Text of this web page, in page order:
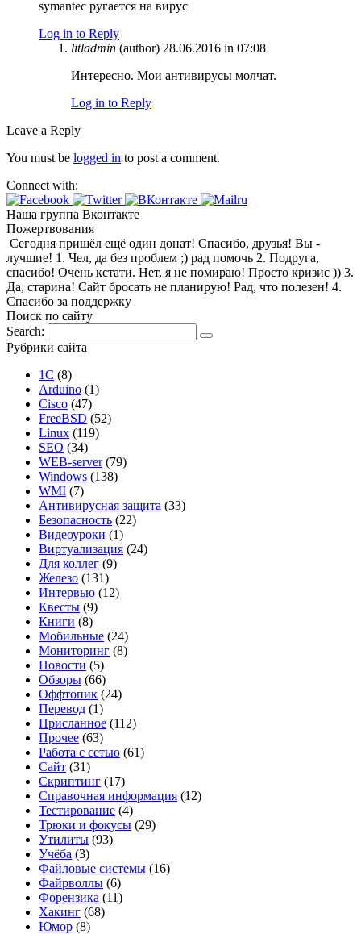
symantec ругается на вирус
Log in to Reply
litladmin (author) 28.06.2016 in 07:08
Интересно. Мои антивирусы молчат.
Log in to Reply
Leave a Reply
You must be logged in to post a comment.
Connect with:
Наша группа Вконтакте
Пожертвования
Сегодня пришёл ещё один донат! Спасибо, друзья! Вы -
лучшие! 1. Чел, да без проблем ;) рад помочь 2. Подруга,
спасибо! Очень кстати. Нет, я не помираю! Просто кризис )) 3.
Да, старина! Сайт бросать не планирую! Рад, что полезен! 4.
Спасибо за поддержку
Поиск по сайту
Search:
Рубрики сайта
1С (8)
Arduino (1)
Cisco (47)
FreeBSD (52)
Linux (119)
SEO (34)
WEB-server(79)
Windows (138)
WMI (7)
Антивирусная защита (33)
Безопасность (22)
Видеоуроки (1)
Виртуализация (24)
Для коллег (9)
Железо (131)
Интервью (12)
Квесты (9)
Книги (8)
Мобильные (24)
Мониторинг (8)
Новости (5)
Обзоры (66)
Оффтопик (24)
Перевод (1)
Присланное (112)
Прочее (63)
Работа с сетью (61)
Сайт (31)
Скриптинг (17)
Справочная информация (12)
Тестирование (4)
Трюки и фокусы (29)
Утилиты (93)
Учёба (3)
Файловые системы (16)
Файрволлы (6)
Форензика (11)
Хакинг (68)
Юмор (8)